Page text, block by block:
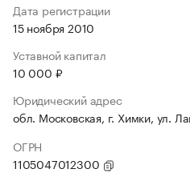
Дата регистрации
15 ноября 2010
Уставной капитал
10 000 ₽
Юридический адрес
обл. Московская, г. Химки, ул.
ОГРН
1105047012300